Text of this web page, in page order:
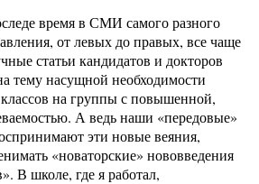
время в СМИ самого разного
от левых до правых, все чаще
статьи кандидатов и докторов
тему насущной необходимости
на группы с повышенной,
А ведь наши «передовые»
эти новые веяния,
«новаторские» нововведения
В школе, где я работал,